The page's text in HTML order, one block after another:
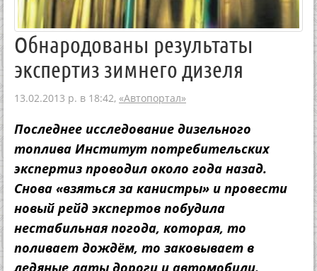
Обнародованы результаты
экспертиз зимнего дизеля
13.02.2013 р. в 18:42, «Автопортал»
Последнее исследование дизельного
топлива Институт потребительских
экспертиз проводил около года назад.
Снова «взяться за канистры» и провести
новый рейд экспертов побудила
нестабильная погода, которая, то
поливает дождём, то заковывает в
ледяные латы дороги и автомобили.